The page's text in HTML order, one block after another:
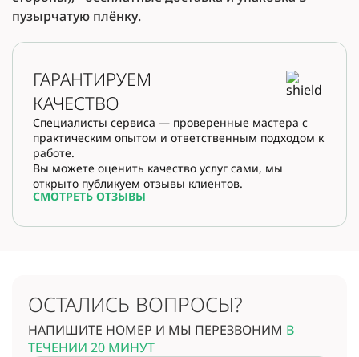
пузырчатую плёнку.
ГАРАНТИРУЕМ
КАЧЕСТВО
Специалисты сервиса — проверенные мастера с
практическим опытом и ответственным подходом к
работе.
Вы можете оценить качество услуг сами, мы
открыто публикуем отзывы клиентов.
СМОТРЕТЬ ОТЗЫВЫ
ОСТАЛИСЬ ВОПРОСЫ?
НАПИШИТЕ НОМЕР И МЫ ПЕРЕЗВОНИМ В
ТЕЧЕНИИ 20 МИНУТ